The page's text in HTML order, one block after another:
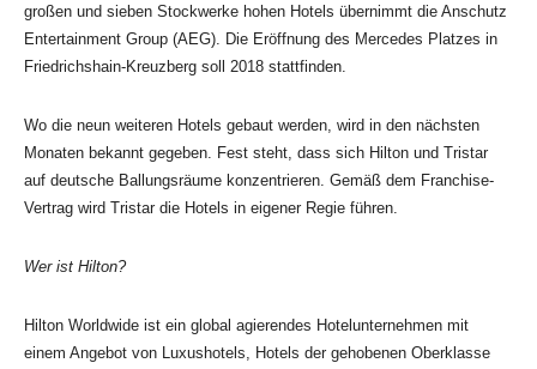
großen und sieben Stockwerke hohen Hotels übernimmt die Anschutz
Entertainment Group (AEG). Die Eröffnung des Mercedes Platzes in
Friedrichshain-Kreuzberg soll 2018 stattfinden.
Wo die neun weiteren Hotels gebaut werden, wird in den nächsten
Monaten bekannt gegeben. Fest steht, dass sich Hilton und Tristar
auf deutsche Ballungsräume konzentrieren. Gemäß dem Franchise-
Vertrag wird Tristar die Hotels in eigener Regie führen.
Wer ist Hilton?
Hilton Worldwide ist ein global agierendes Hotelunternehmen mit
einem Angebot von Luxushotels, Hotels der gehobenen Oberklasse